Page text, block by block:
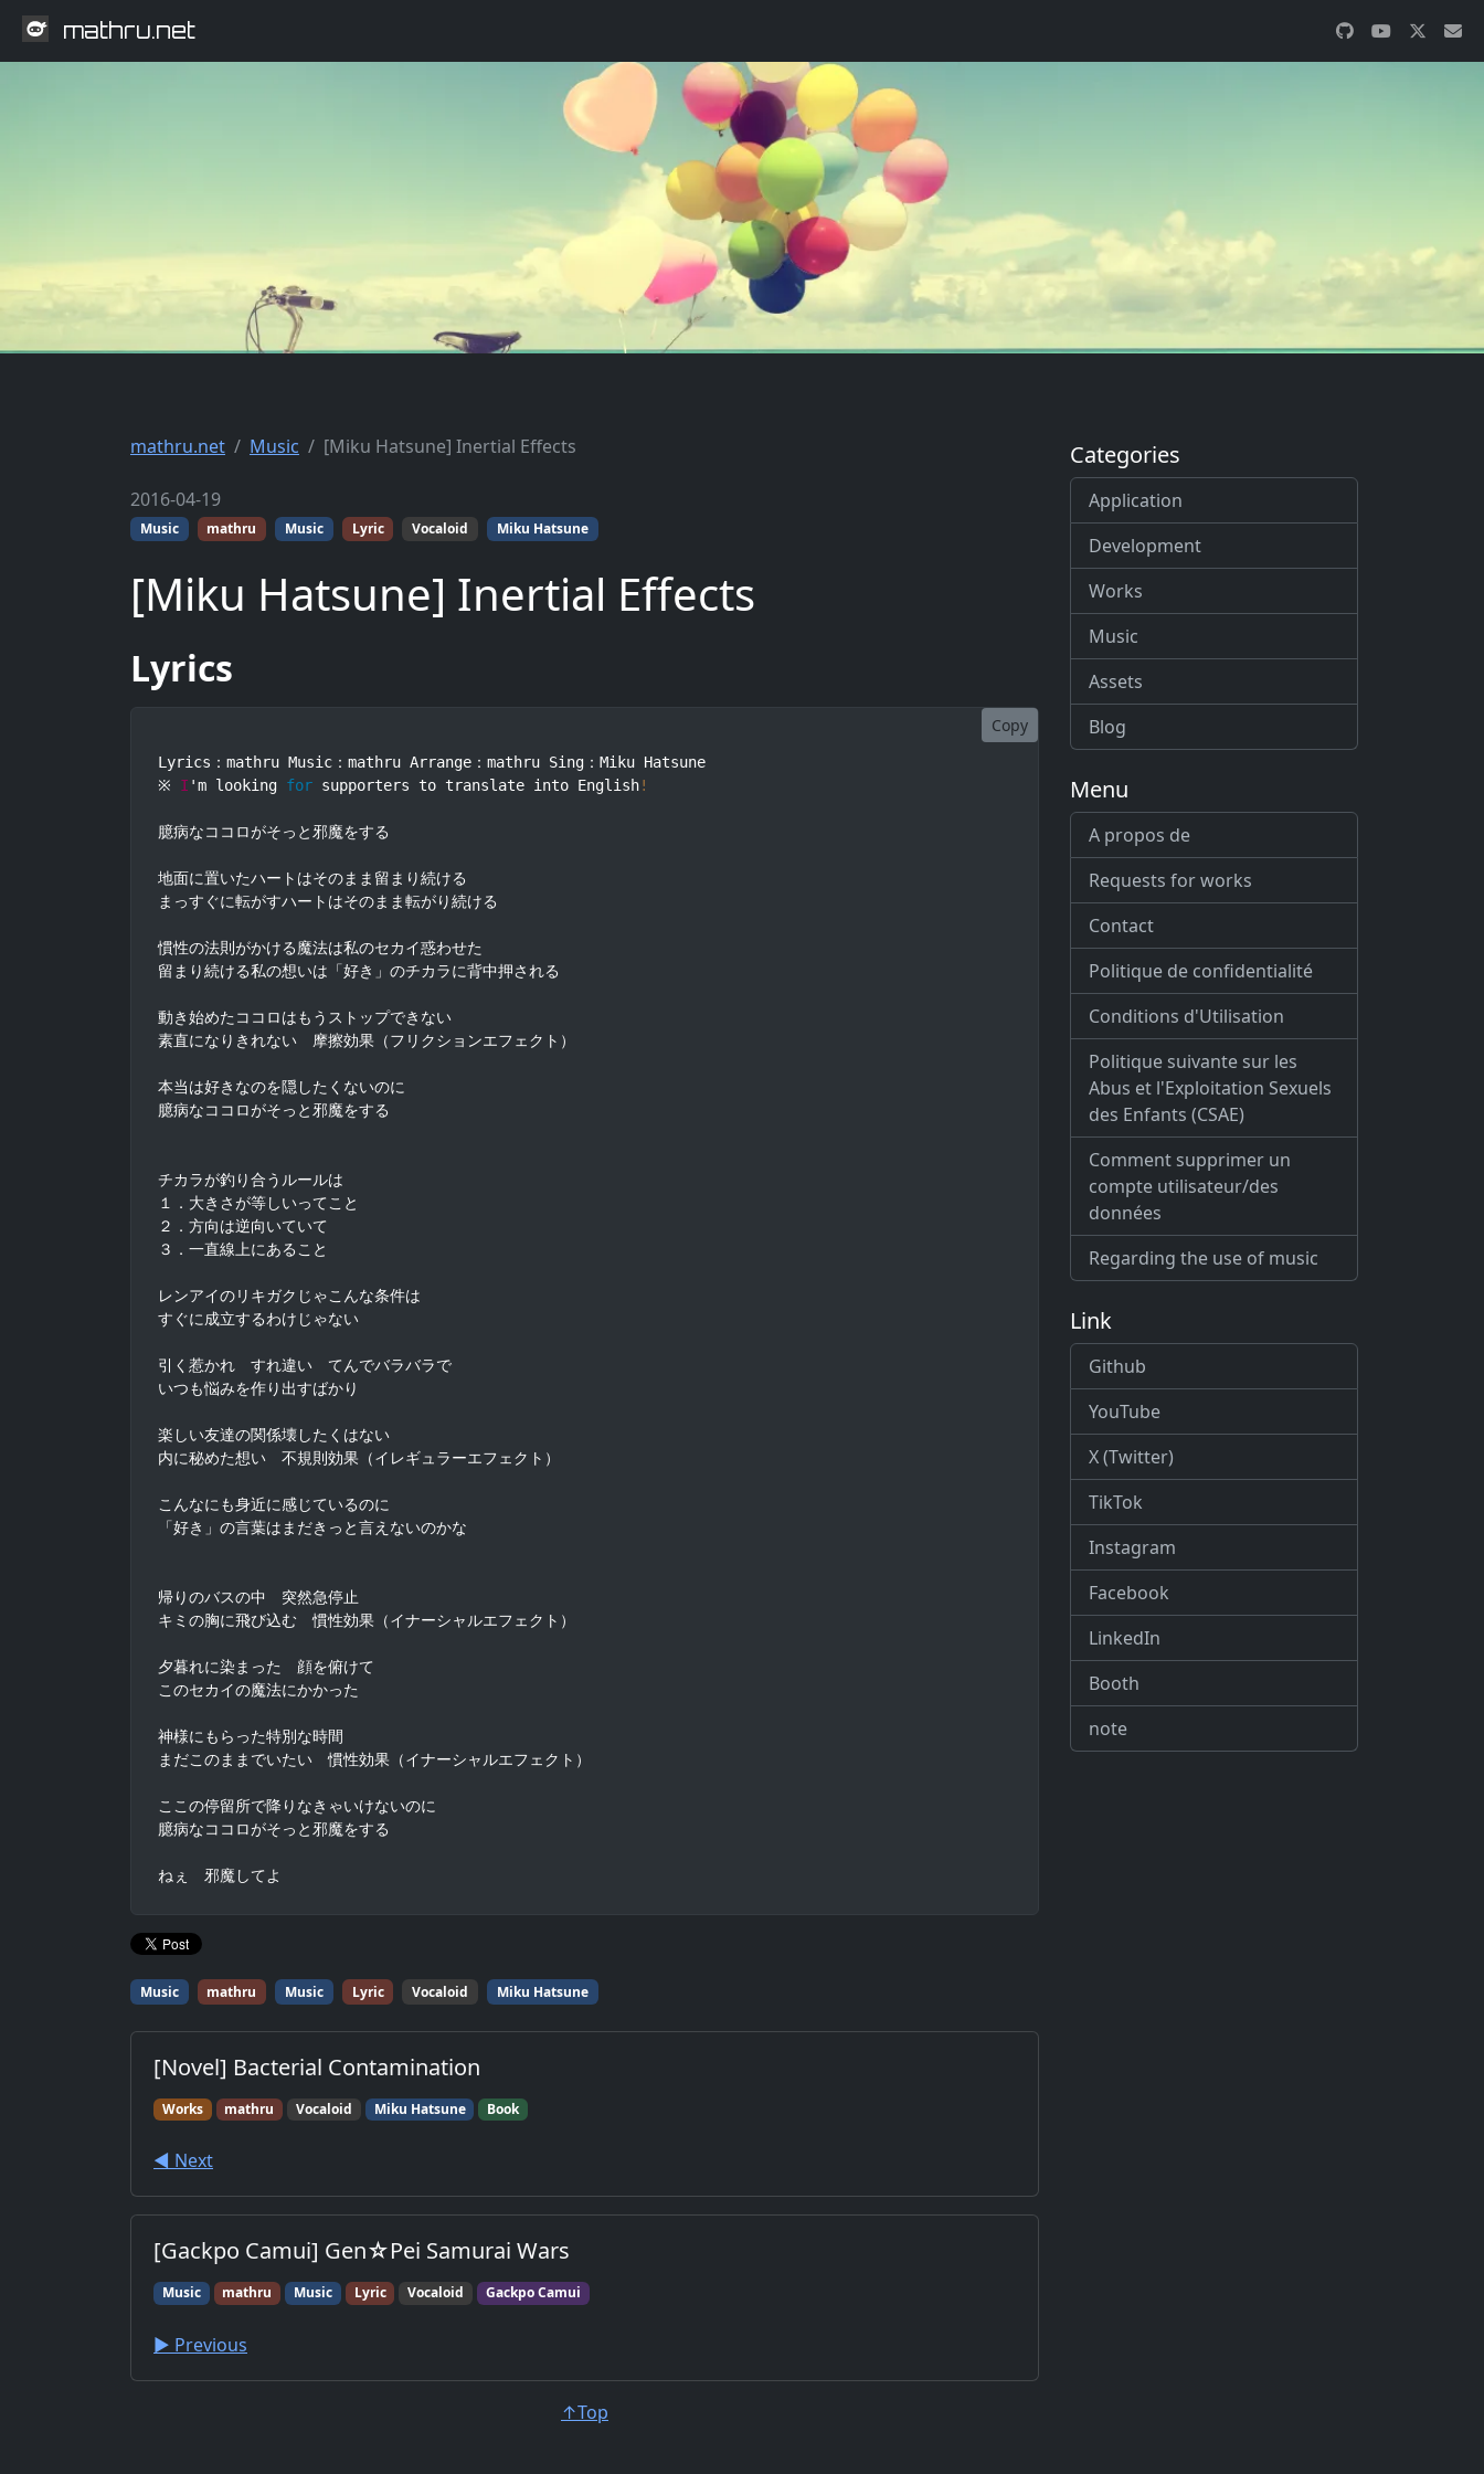
mathru.net
mathru.net Music [Miku Hatsune] Inertial Effects
2016-04-19
Music mathru Music Lyric Vocaloid Miku Hatsune
[Miku Hatsune] Inertial Effects
Lyrics
Copy
Lyrics：mathru Music：mathru Arrange：mathru Sing：Miku Hatsune
※ I 'm looking for supporters to translate into English!
臆病なココロがそっと邪魔をする
地面に置いたハートはそのまま留まり続ける
まっすぐに転がすハートはそのまま転がり続ける
慣性の法則がかける魔法は私のセカイ惑わせた
留まり続ける私の想いは「好き」のチカラに背中押される
動き始めたココロはもうストップできない
素直になりきれない　摩擦効果（フリクションエフェクト）
本当は好きなのを隠したくないのに
臆病なココロがそっと邪魔をする
チカラが釣り合うルールは
１．大きさが等しいってこと
２．方向は逆向いていて
３．一直線上にあること
レンアイのリキガクじゃこんな条件は
すぐに成立するわけじゃない
引く惹かれ　すれ違い　てんでバラバラで
いつも悩みを作り出すばかり
楽しい友達の関係壊したくはない
内に秘めた想い　不規則効果（イレギュラーエフェクト）
こんなにも身近に感じているのに
「好き」の言葉はまだきっと言えないのかな
帰りのバスの中　突然急停止
キミの胸に飛び込む　慣性効果（イナーシャルエフェクト）
夕暮れに染まった　顔を俯けて
このセカイの魔法にかかった
神様にもらった特別な時間
まだこのままでいたい　慣性効果（イナーシャルエフェクト）
ここの停留所で降りなきゃいけないのに
臆病なココロがそっと邪魔をする
ねぇ　邪魔してよ
Music mathru Music Lyric Vocaloid Miku Hatsune
[Novel] Bacterial Contamination
Works mathru Vocaloid Miku Hatsune Book
◀︎ Next
[Gackpo Camui] Gen☆Pei Samurai Wars
Music mathru Music Lyric Vocaloid Gackpo Camui
▶︎ Previous
↑Top
Categories
Application
Development
Works
Music
Assets
Blog
Menu
A propos de
Requests for works
Contact
Politique de confidentialité
Conditions d'Utilisation
Politique suivante sur les
Abus et l'Exploitation Sexuels
des Enfants (CSAE)
Comment supprimer un
compte utilisateur/des
données
Regarding the use of music
Link
Github
YouTube
X (Twitter)
TikTok
Instagram
Facebook
LinkedIn
Booth
note